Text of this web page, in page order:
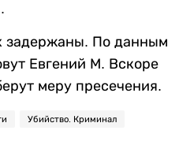
задержаны. По данным
Евгений М. Вскоре
меру пресечения.
Убийство. Криминал